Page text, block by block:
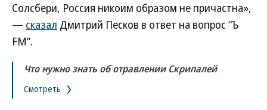
Солсбери, Россия никоим образом не причастна»,
— сказал Дмитрий Песков в ответ на вопрос “Ъ
FM”.
Что нужно знать об отравлении Скрипалей
Смотреть